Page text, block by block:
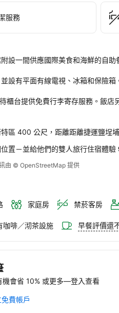
商
真
館
後
評
定。
服務
設一間供應國際美食和海鮮的自
設有平面有線電視、冰箱和保險
櫃台提供免費行李寄存服務。飯
區 400 公尺，距離距離捷運鹽埕
置－並給他們的雙人旅行住宿體驗
由 © OpenStreetMap 提供
家庭房 禁菸客房
咖啡／沏茶設施 早餐評價還
機會省 10% 或更多—登入查看
費帳戶